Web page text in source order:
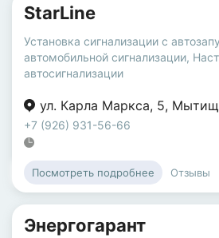
StarLine
Установка сигнализации с
автомобильной сигнализации,
автосигнализации
ул. Карла Маркса, 5,
+7 (926) 931-56-66
Посмотреть подробнее Отзывы
Энергогарант